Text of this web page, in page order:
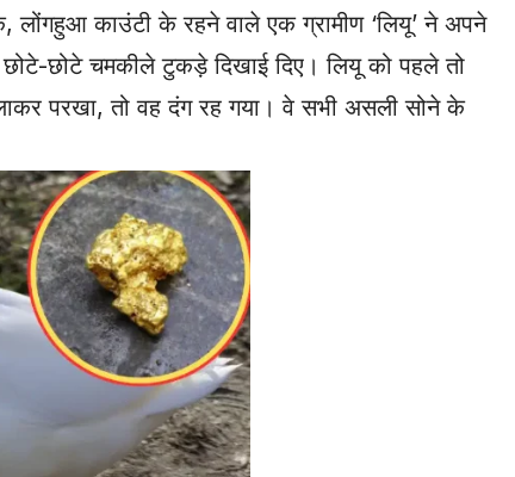
लोंगहुआ काउंटी के रहने वाले एक ग्रामीण ‘लियू’ ने अपने
छोटे चमकीले टुकड़े दिखाई दिए। लियू को पहले तो
परखा, तो वह दंग रह गया। वे सभी असली सोने के